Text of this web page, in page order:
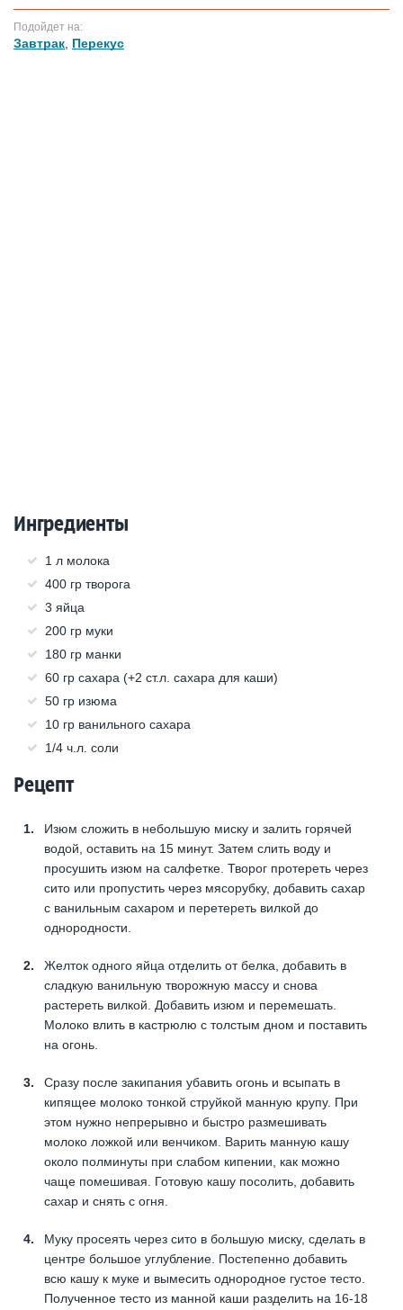
Подойдет на:
Завтрак Перекус
Ингредиенты
1 л молока
400 гр творога
3 яйца
200 гр муки
180 гр манки
60 гр сахара (+2 ст.л. сахара для каши)
50 гр изюма
10 гр ванильного сахара
1/4 ч.л. соли
Рецепт
Изюм сложить в небольшую миску и залить горячей
водой, оставить на 15 минут. Затем слить воду и
просушить изюм на салфетке. Творог протереть через
сито или пропустить через мясорубку, добавить сахар
с ванильным сахаром и перетереть вилкой до
однородности.
Желток одного яйца отделить от белка, добавить в
сладкую ванильную творожную массу и снова
растереть вилкой. Добавить изюм и перемешать.
Молоко влить в кастрюлю с толстым дном и поставить
на огонь.
Сразу после закипания убавить огонь и всыпать в
кипящее молоко тонкой струйкой манную крупу. При
этом нужно непрерывно и быстро размешивать
молоко ложкой или венчиком. Варить манную кашу
около полминуты при слабом кипении, как можно
чаще помешивая. Готовую кашу посолить, добавить
сахар и снять с огня.
Муку просеять через сито в большую миску, сделать в
центре большое углубление. Постепенно добавить
всю кашу к муке и вымесить однородное густое тесто.
Полученное тесто из манной каши разделить на 16-18